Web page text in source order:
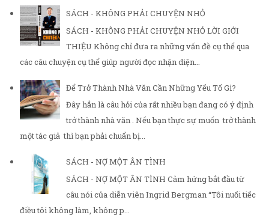
SÁCH - KHÔNG PHẢI CHUYỆN NHỎ
SÁCH - KHÔNG PHẢI CHUYỆN NHỎ LỜI GIỚI
THIỆU Không chỉ đưa ra những vấn đề cụ thể qua
các câu chuyện cụ thể giúp người đọc nhận diện...
Để Trở Thành Nhà Văn Cần Những Yếu Tố Gì?
Đây hẳn là câu hỏi của rất nhiều bạn đang có ý định
trở thành nhà văn . Nếu bạn thực sự muốn trở thành
một tác giả thì bạn phải chuẩn bị...
SÁCH - NỢ MỘT ÂN TÌNH
SÁCH - NỢ MỘT ÂN TÌNH Cảm hứng bắt đầu từ
câu nói của diễn viên Ingrid Bergman “Tôi nuối tiếc
điều tôi không làm, không p...